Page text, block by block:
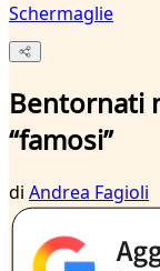
Schermaglie
Bentornati
“famosi”
di Andrea Fagioli